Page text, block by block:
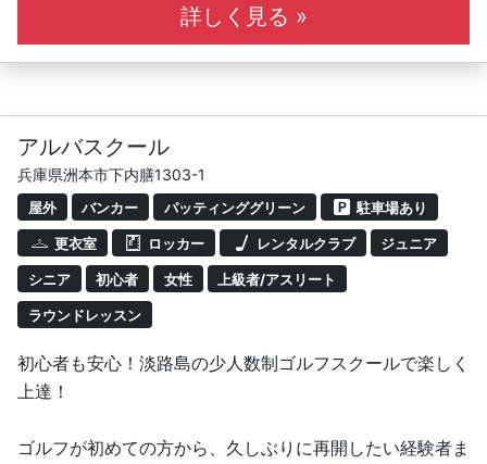
※レッスンのみ/インドアゴルフ(練習場)のみ/両方の利用
も可能！
’’日常動作と全く同じ’’です。
布団叩きやトンカチが使える人なら、
誰でもゴルフスイングはできます。
ゴルフの歴史は長いですが、
100年前も今もクラブを正しく設計通りに扱う（振る）と
いうスイングの本質は変わっていません。
私たちの使命だと思っています。
詳しく見る »
アルバスクール
兵庫県洲本市下内膳1303-1
屋外 バンカー パッティンググリーン 駐車場あり
更衣室 ロッカー レンタルクラブ ジュニア
シニア 初心者 女性 上級者/アスリート
ラウンドレッスン
初心者も安心！淡路島の少人数制ゴルフスクールで楽しく
上達！
ゴルフが初めての方から、久しぶりに再開したい経験者ま